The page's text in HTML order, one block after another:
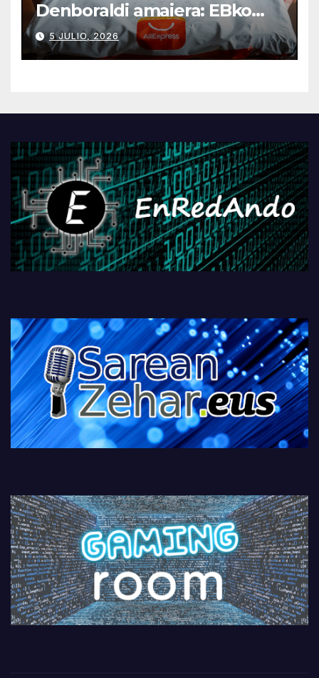
Denboraldi amaiera: EBko
muga-zerga berriak
AliExpressi, AEBetako AAren
kontrola, Googleri behin
PlayStationeko bideojoko
5 JULIO, 2026